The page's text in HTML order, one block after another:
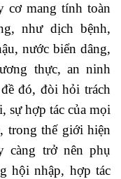
cơ mang tính toàn
như dịch bệnh,
nước biển dâng,
thực, an ninh
đó, đòi hỏi trách
sự hợp tác của mọi
trong thế giới hiện
càng trở nên phụ
hội nhập, hợp tác